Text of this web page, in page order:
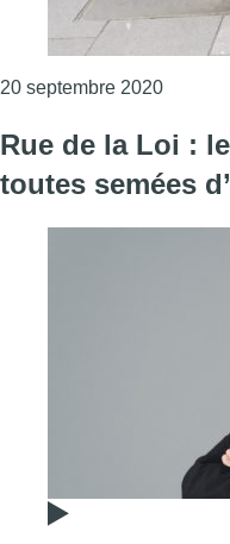
20 septembre 2020
Rue de la Loi :
toutes semées